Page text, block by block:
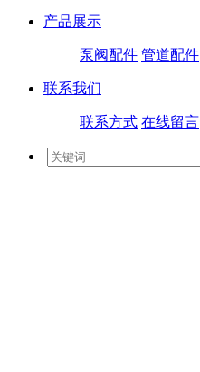
产品展示
泵阀配件 管道配件
联系我们
联系方式 在线留言